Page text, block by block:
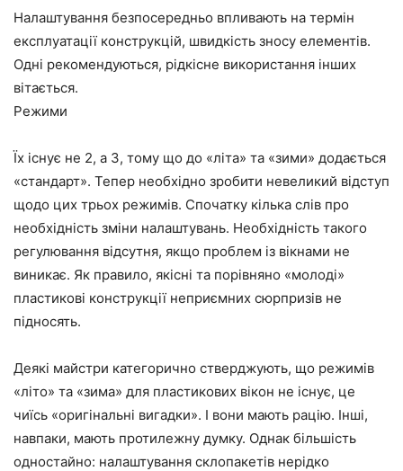
Налаштування безпосередньо впливають на термін
експлуатації конструкцій, швидкість зносу елементів.
Одні рекомендуються, рідкісне використання інших
вітається.
Режими
Їх існує не 2, а 3, тому що до «літа» та «зими» додається
«стандарт». Тепер необхідно зробити невеликий відступ
щодо цих трьох режимів. Спочатку кілька слів про
необхідність зміни налаштувань. Необхідність такого
регулювання відсутня, якщо проблем із вікнами не
виникає. Як правило, якісні та порівняно «молоді»
пластикові конструкції неприємних сюрпризів не
підносять.
Деякі майстри категорично стверджують, що режимів
«літо» та «зима» для пластикових вікон не існує, це
чиїсь «оригінальні вигадки». І вони мають рацію. Інші,
навпаки, мають протилежну думку. Однак більшість
одностайно: налаштування склопакетів нерідко